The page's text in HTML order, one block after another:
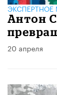
ЭКСПЕРТНОЕ
Антон
20 апреля